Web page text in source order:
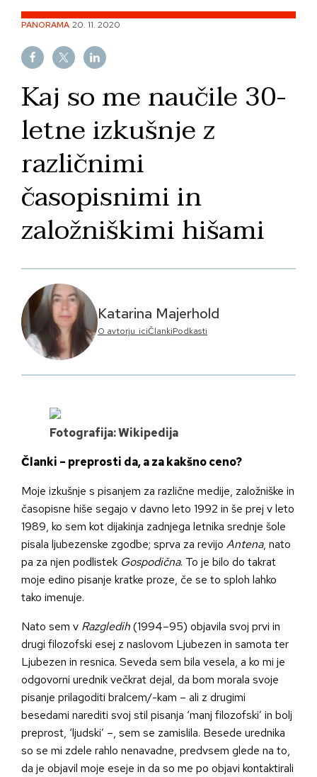
content
PANORAMA 20. 11. 2020
Kaj so me naučile 30-
letne izkušnje z
različnimi
časopisnimi in
založniškimi hišami
Katarina Majerhold
O avtorju_iciČlankiPodkasti
Fotografija: Wikipedija
Članki – preprosti da, a za kakšno ceno?
Moje izkušnje s pisanjem za različne medije, založniške in
časopisne hiše segajo v davno leto 1992 in še prej v leto
1989, ko sem kot dijakinja zadnjega letnika srednje šole
pisala ljubezenske zgodbe; sprva za revijo Antena, nato
pa za njen podlistek Gospodična. To je bilo do takrat
moje edino pisanje kratke proze, če se to sploh lahko
tako imenuje.
Nato sem v Razgledih(1994–95) objavila svoj prvi in
drugi filozofski esej z naslovom Ljubezen in samota ter
Ljubezen in resnica. Seveda sem bila vesela, a ko mi je
odgovorni urednik večkrat dejal, da bom morala svoje
pisanje prilagoditi bralcem/-kam – ali z drugimi
besedami narediti svoj stil pisanja ‘manj filozofski’ in bolj
preprost, ‘ljudski’ –, sem se zamislila. Besede urednika
so se mi zdele rahlo nenavadne, predvsem glede na to,
da je objavil moje eseje in da so me po objavi kontaktirali